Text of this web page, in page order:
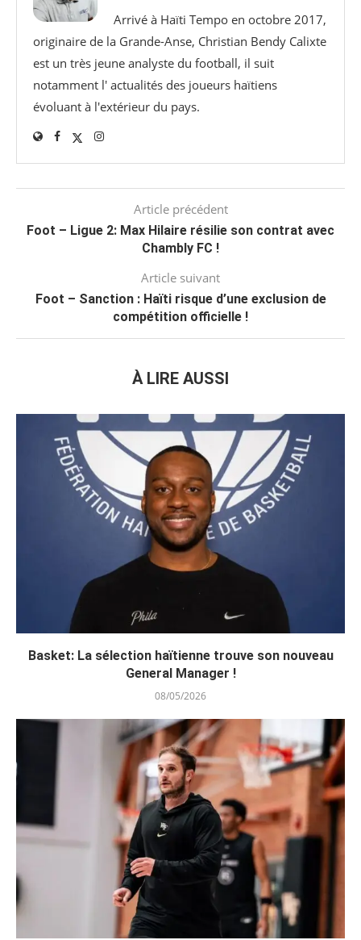
Arrivé à Haïti Tempo en octobre 2017,
originaire de la Grande-Anse, Christian Bendy Calixte
est un très jeune analyste du football, il suit
notamment l' actualités des joueurs haïtiens
évoluant à l'extérieur du pays.
Article précédent
Foot – Ligue 2: Max Hilaire résilie son contrat avec
Chambly FC !
Article suivant
Foot – Sanction : Haïti risque d’une exclusion de
compétition officielle !
À LIRE AUSSI
Basket: La sélection haïtienne trouve son nouveau
General Manager !
08/05/2026